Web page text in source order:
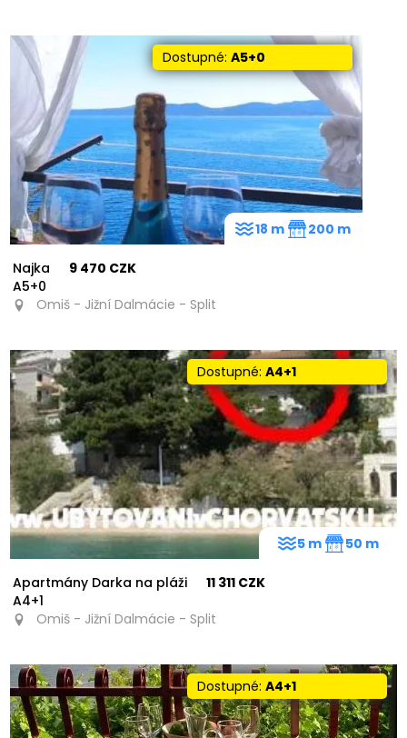
Dostupné: A5+0
Najka
A5+0
9 470 CZK
Omiš - Jižní Dalmácie - Split
18 m 200 m
Dostupné:A4+1
Apartmány Darka na pláži
A4+1
11 311 CZK
Omiš - Jižní Dalmácie - Split
5 m 50 m
Dostupné:A4+1